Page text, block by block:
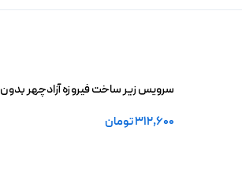
سرویس زیر ساخت فیروزه آزادچهر بدون
312,600تومان